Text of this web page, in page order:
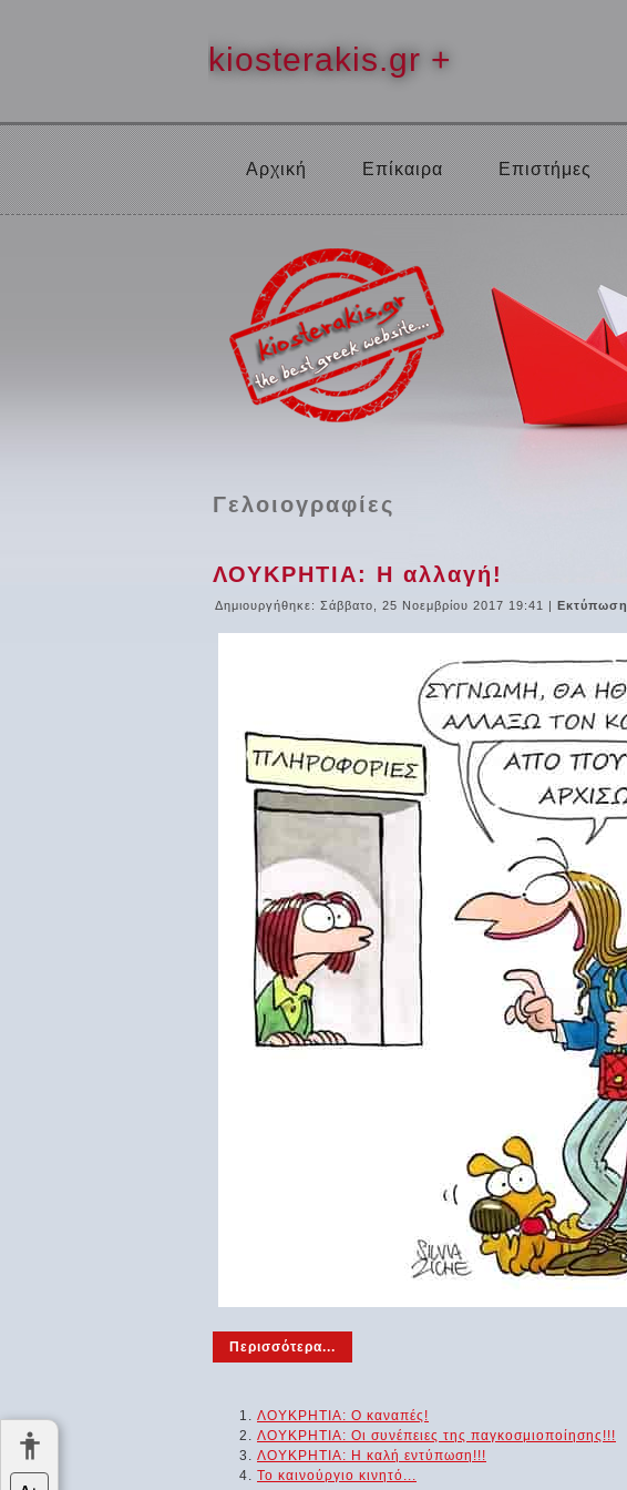
kiosterakis.gr +
Αρχική Επίκαιρα Επιστήμες
Γελοιογραφίες
ΛΟΥΚΡΗΤΙΑ: Η αλλαγή!
Δημιουργήθηκε: Σάββατο, 25 Νοεμβρίου 2017 19:41 | Εκτύπωση
Περισσότερα...
ΛΟΥΚΡΗΤΙΑ: Ο καναπές!
ΛΟΥΚΡΗΤΙΑ: Οι συνέπειες της παγκοσμιοποίησης!!!
ΛΟΥΚΡΗΤΙΑ: Η καλή εντύπωση!!!
Το καινούργιο κινητό...